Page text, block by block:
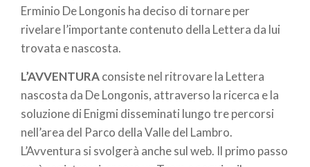
Erminio De Longonis ha deciso di tornare per
rivelare l’importante contenuto della Lettera da lui
trovata e nascosta.
L’AVVENTURAconsiste nel ritrovare la Lettera
nascosta da De Longonis, attraverso la ricerca e la
soluzione di Enigmi disseminati lungo tre percorsi
nell’area del Parco della Valle del Lambro.
L’Avventura si svolgerà anche sul web. Il primo passo